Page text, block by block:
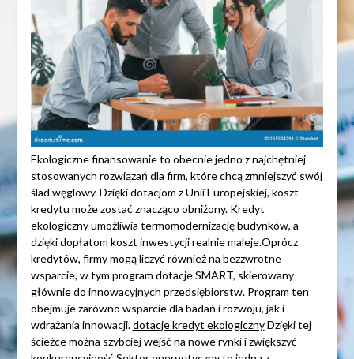
Ekologiczne finansowanie to obecnie jedno z najchętniej
stosowanych rozwiązań dla firm, które chcą zmniejszyć swój
ślad węglowy. Dzięki dotacjom z Unii Europejskiej, koszt
kredytu może zostać znacząco obniżony. Kredyt
ekologiczny umożliwia termomodernizację budynków, a
dzięki dopłatom koszt inwestycji realnie maleje.Oprócz
kredytów, firmy mogą liczyć również na bezzwrotne
wsparcie, w tym program dotacje SMART, skierowany
głównie do innowacyjnych przedsiębiorstw. Program ten
obejmuje zarówno wsparcie dla badań i rozwoju, jak i
wdrażania innowacji.dotacje kredyt ekologicznyDzięki tej
ścieżce można szybciej wejść na nowe rynki i zwiększyć